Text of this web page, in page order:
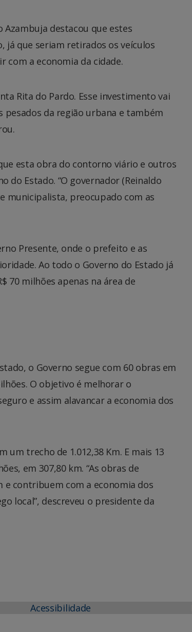
destacou que estes
já que seriam retirados os veículos
com a economia da cidade.
Rita do Pardo. Esse investimento vai
da região urbana e também
esta obra do contorno viário e outros
do Estado. “O governador (Reinaldo
municipalista, preocupado com as
Presente, onde o prefeito e as
Ao todo o Governo do Estado já
70 milhões apenas na área de
o Governo segue com 60 obras em
O objetivo é melhorar o
e assim alavancar a economia dos
um trecho de 1.012,38 Km. E mais 13
em 307,80 km. “As obras de
e contribuem com a economia dos
local”, descreveu o presidente da
Acessibilidade